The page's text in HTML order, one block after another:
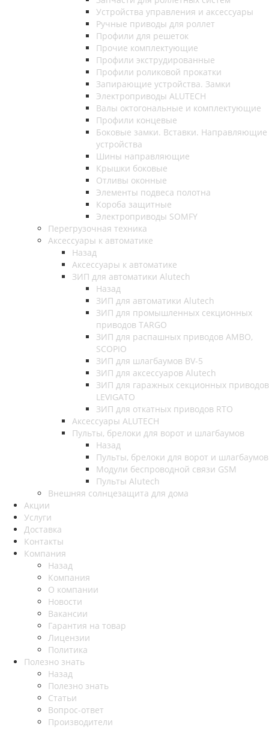
Устройства управления и аксессуары
Ручные приводы для роллет
Профили для решеток
Прочие комплектующие
Профили экструдированные
Профили роликовой прокатки
Запирающие устройства. Замки
Электроприводы ALUTECH
Валы октогональные и комплектующие
Профили концевые
Боковые замки. Вставки. Направляющие
устройства
Шины направляющие
Крышки боковые
Отливы оконные
Элементы подвеса полотна
Короба защитные
Электроприводы SOMFY
Перегрузочная техника
Аксессуары к автоматике
Назад
Аксессуары к автоматике
ЗИП для автоматики Alutech
Назад
ЗИП для автоматики Alutech
ЗИП для промышленных секционных
приводов TARGO
ЗИП для распашных приводов AMBO,
SCOPIO
ЗИП для шлагбаумов BV-5
ЗИП для аксессуаров Alutech
ЗИП для гаражных секционных приводов
LEVIGATO
ЗИП для откатных приводов RTO
Аксессуары ALUTECH
Пульты, брелоки для ворот и шлагбаумов
Назад
Пульты, брелоки для ворот и шлагбаумов
Модули беспроводной связи GSM
Пульты Alutech
Внешняя солнцезащита для дома
Акции
Услуги
Доставка
Контакты
Компания
Назад
Компания
О компании
Новости
Вакансии
Гарантия на товар
Лицензии
Политика
Полезно знать
Назад
Полезно знать
Статьи
Вопрос-ответ
Производители